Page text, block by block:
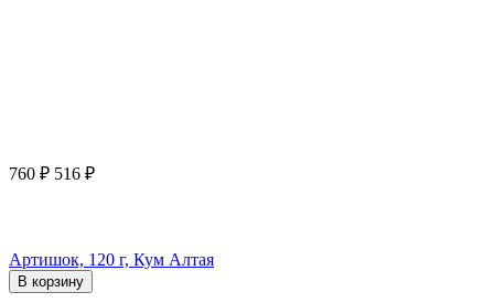
760 ₽ 516 ₽
Артишок, 120 г, Кум Алтая
В корзину